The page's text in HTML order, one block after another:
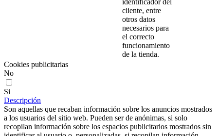
identificador del
cliente, entre
otros datos
necesarios para
el correcto
funcionamiento
de la tienda.
Cookies publicitarias
No
Si
Descripción
Son aquellas que recaban información sobre los anuncios mostrados
a los usuarios del sitio web. Pueden ser de anónimas, si solo
recopilan información sobre los espacios publicitarios mostrados sin